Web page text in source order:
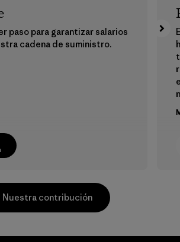
paso para garantizar salarios
cadena de suministro.
Nuestra contribución